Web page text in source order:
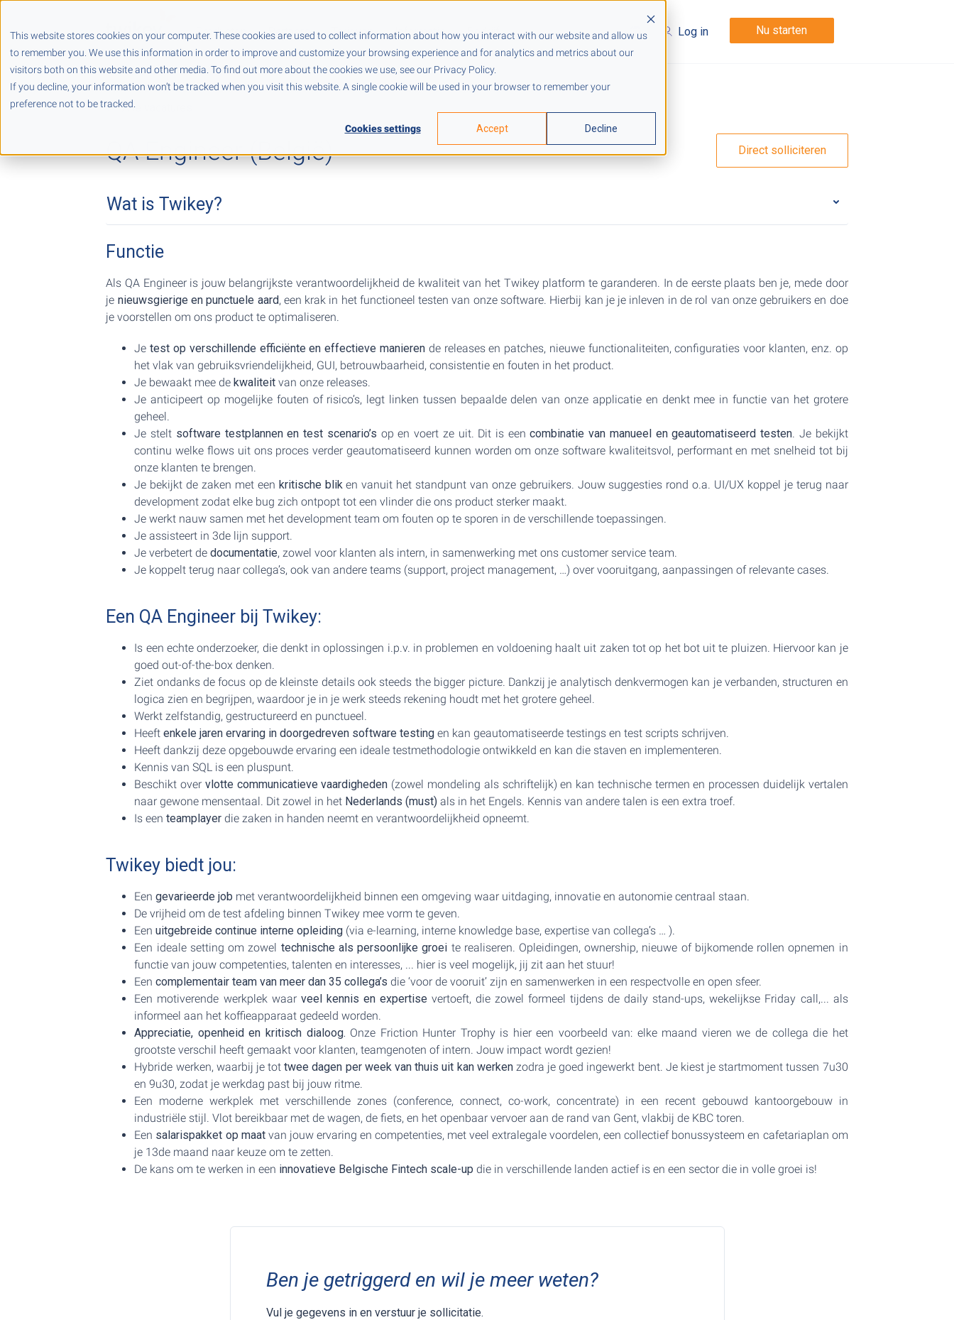
This website stores cookies on your computer. These cookies are used to collect information about how you interact with our website and allow us
to remember you. We use this information in order to improve and customize your browsing experience and for analytics and metrics about our
visitors both on this website and other media. To find out more about the cookies we use, see our Privacy Policy.
If you decline, your information won’t be tracked when you visit this website. A single cookie will be used in your browser to remember your
preference not to be tracked.
Cookies settings Accept Decline
Producten Partners Tarieven Informatie Bedrijf Log in Nu starten
Alle vacatures
Direct solliciteren
QA Engineer (België)
Wat is Twikey?
Functie
Als QA Engineer is jouw belangrijkste verantwoordelijkheid de kwaliteit van het Twikey platform te garanderen. In de eerste plaats ben je, mede door
je nieuwsgierige en punctuele aard, een krak in het functioneel testen van onze software. Hierbij kan je je inleven in de rol van onze gebruikers en doe
je voorstellen om ons product te optimaliseren.
Jetest op verschillende efficiënte en effectieve manierende releases en patches, nieuwe functionaliteiten, configuraties voor klanten, enz. op
het vlak van gebruiksvriendelijkheid, GUI, betrouwbaarheid, consistentie en fouten in het product.
Je bewaakt mee dekwaliteit van onze releases.
Je anticipeert op mogelijke fouten of risico’s, legt linken tussen bepaalde delen van onze applicatie en denkt mee in functie van het grotere
geheel.
Je stelt software testplannen en test scenario’s op en voert ze uit. Dit is eencombinatie van manueel en geautomatiseerd testen. Je bekijkt
continu welke flows uit ons proces verder geautomatiseerd kunnen worden om onze software kwaliteitsvol, performant en met snelheid tot bij
onze klanten te brengen.
Je bekijkt de zaken met een kritische bliken vanuit het standpunt van onze gebruikers. Jouw suggesties rond o.a. UI/UX koppel je terug naar
development zodat elke bug zich ontpopt tot een vlinder die ons product sterker maakt.
Je werkt nauw samen met het development team om fouten op te sporen in de verschillende toepassingen.
Je assisteert in 3de lijn support.
Je verbetert dedocumentatie, zowel voor klanten als intern, in samenwerking met ons customer service team.
Je koppelt terug naar collega’s, ook van andere teams (support, project management, …) over vooruitgang, aanpassingen of relevante cases.
Een QA Engineer bij Twikey:
Is een echte onderzoeker, die denkt in oplossingen i.p.v. in problemen en voldoening haalt uit zaken tot op het bot uit te pluizen. Hiervoor kan je
goed out-of-the-box denken.
Ziet ondanks de focus op de kleinste details ook steeds the bigger picture. Dankzij je analytisch denkvermogen kan je verbanden, structuren en
logica zien en begrijpen, waardoor je in je werk steeds rekening houdt met het grotere geheel.
Werkt zelfstandig, gestructureerd en punctueel.
Heeftenkele jaren ervaring in doorgedreven software testing en kan geautomatiseerde testings en test scripts schrijven.
Heeft dankzij deze opgebouwde ervaring een ideale testmethodologie ontwikkeld en kan die staven en implementeren.
Kennis van SQL is een pluspunt.
Beschikt over vlotte communicatieve vaardigheden (zowel mondeling als schriftelijk) en kan technische termen en processen duidelijk vertalen
naar gewone mensentaal. Dit zowel in het Nederlands (must) als in het Engels. Kennis van andere talen is een extra troef.
Is eenteamplayer die zaken in handen neemt en verantwoordelijkheid opneemt.
Twikey biedt jou:
Eengevarieerde job met verantwoordelijkheid binnen een omgeving waar uitdaging, innovatie en autonomie centraal staan.
De vrijheid om de test afdeling binnen Twikey mee vorm te geven.
Eenuitgebreide continue interne opleiding (via e-learning, interne knowledge base, expertise van collega’s … ).
Een ideale setting om zowel technische als persoonlijke groei te realiseren. Opleidingen, ownership, nieuwe of bijkomende rollen opnemen in
functie van jouw competenties, talenten en interesses, ... hier is veel mogelijk, jij zit aan het stuur!
Eencomplementair team van meer dan 35 collega’s die ‘voor de vooruit’ zijn en samenwerken in een respectvolle en open sfeer.
Een motiverende werkplek waar veel kennis en expertise vertoeft, die zowel formeel tijdens de daily stand-ups, wekelijkse Friday call,... als
informeel aan het koffieapparaat gedeeld worden.
Appreciatie, openheid en kritisch dialoog. Onze Friction Hunter Trophy is hier een voorbeeld van: elke maand vieren we de collega die het
grootste verschil heeft gemaakt voor klanten, teamgenoten of intern. Jouw impact wordt gezien!
Hybride werken, waarbij je tottwee dagen per week van thuis uit kan werkenzodra je goed ingewerkt bent. Je kiest je startmoment tussen 7u30
en 9u30, zodat je werkdag past bij jouw ritme.
Een moderne werkplek met verschillende zones (conference, connect, co-work, concentrate) in een recent gebouwd kantoorgebouw in
industriële stijl. Vlot bereikbaar met de wagen, de fiets, en het openbaar vervoer aan de rand van Gent, vlakbij de KBC toren.
Een salarispakket op maatvan jouw ervaring en competenties, met veel extralegale voordelen, een collectief bonussysteem en cafetariaplan om
je 13de maand naar keuze om te zetten.
De kans om te werken in een innovatieve Belgische Fintech scale-up die in verschillende landen actief is en een sector die in volle groei is!
Ben je getriggerd en wil je meer weten?
Vul je gegevens in en verstuur je sollicitatie.